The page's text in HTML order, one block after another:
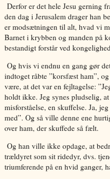
Derfor er det hele Jesu gerning
den dag i Jerusalem drager han
er modsætningen til alt, hvad vi
Barnet i krybben og manden på
bestandigt forstår ved
Og hvis vi endnu en gang gør
indtoget råbte ”korsfæst ham”,
være, at det var en fejltagelse:
holdt ikke. Jeg synes pludselig,
misforståelse, en skuffelse. Ja,
med”. Og så ville denne ene
over ham, der skuffede så fælt.
Og han ville ikke opdage, at
trældyret som sit ridedyr, dvs.
triumferende på en hvid ganger,